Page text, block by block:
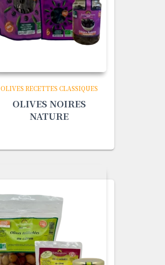
OLIVES RECETTES CLASSIQUES
OLIVES NOIRES
NATURE